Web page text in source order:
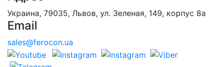
Украина, 79035, Львов, ул. Зеленая, 149, корпус 8а
Email
sales@ferocon.ua